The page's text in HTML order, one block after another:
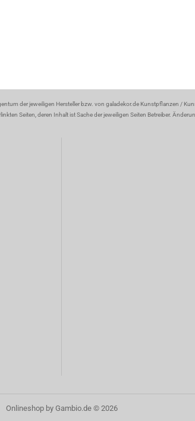
der jeweiligen Hersteller bzw. von galadekor.de Kunstpflanzen /
Seiten, deren Inhalt ist Sache der jeweiligen Seiten Betreiber.
Onlineshop by Gambio.de © 2026